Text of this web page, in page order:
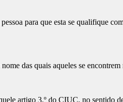
para que esta se qualifique
das quais aqueles se encontrem
artigo 3.º do CIUC, no sentido